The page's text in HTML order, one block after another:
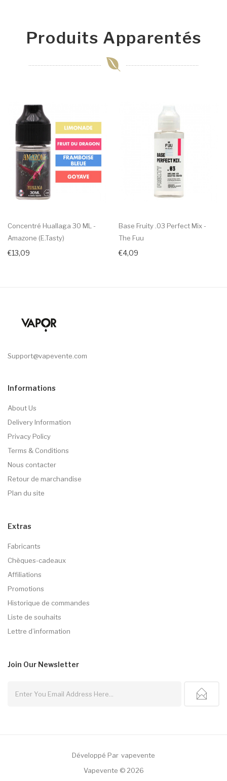
Produits Apparentés
Concentré Huallaga 30 ML -
Amazone (E.Tasty)
€13,09
Base Fruity .03 Perfect Mix -
The Fuu
€4,09
Support@vapevente.com
Informations
About Us
Delivery Information
Privacy Policy
Terms & Conditions
Nous contacter
Retour de marchandise
Plan du site
Extras
Fabricants
Chèques-cadeaux
Affiliations
Promotions
Historique de commandes
Liste de souhaits
Lettre d’information
Join Our Newsletter
Développé Par Vapevente
Vapevente © 2026